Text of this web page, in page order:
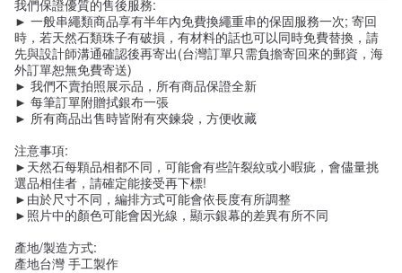
我們保證優質的售後服務:
► 一般串繩類商品享有半年內免費換繩重串的保固服務一次; 寄回
時，若天然石類珠子有破損，有材料的話也可以同時免費替換，請
先與設計師溝通確認後再寄出(台灣訂單只需負擔寄回來的郵資，海
外訂單恕無免費寄送)
► 我們不賣拍照展示品，所有商品保證全新
► 每筆訂單附贈拭銀布一張
► 所有商品出售時皆附有夾鍊袋，方便收藏
注意事項:
►天然石每顆品相都不同，可能會有些許裂紋或小暇疵，會儘量挑
選品相佳者，請確定能接受再下標!
►由於尺寸不同，編排方式可能會依長度有所調整
►照片中的顏色可能會因光線，顯示銀幕的差異有所不同
產地/製造方式:
產地台灣 手工製作